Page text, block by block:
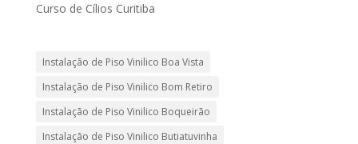
Curso de Cílios Curitiba
Instalação de Piso Vinilico Boa Vista
Instalação de Piso Vinilico Bom Retiro
Instalação de Piso Vinilico Boqueirão
Instalação de Piso Vinilico Butiatuvinha